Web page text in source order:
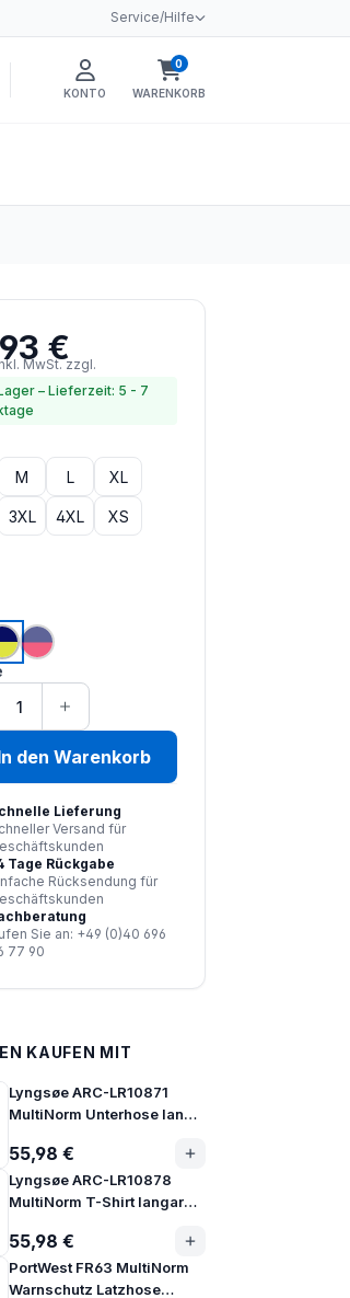
Service/Hilfe
KONTO
0
WARENKORB
Warenkorb enthält
Preis:
€
MwSt. zzgl.
– Lieferzeit: 5 - 7
M L XL
3XL 4XL XS
orange | navy
Option ist zurzeit nicht verfügbar.)
hi vis saturn gelb | navy
hi vis rot | navy
(Diese Option ist zurzeit nicht verfügbar.)
den Warenkorb
Lieferung
Versand für
Tage Rückgabe
Rücksendung für
Sie an: +49 (0)40 696
77 90
KAUFEN MIT
Lyngsøe ARC-LR10871
MultiNorm Unterhose lang |
55,98 €
Lyngsøe ARC-LR10878
MultiNorm T-Shirt langarm |
55,98 €
PortWest FR63 MultiNorm
Warnschutz Latzhose